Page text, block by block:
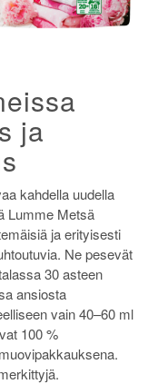
ja
kahdella uudella
Lumme Metsä
ja erityisesti
Ne pesevät
30 asteen
ansiosta
vain 40–60 ml
100 %